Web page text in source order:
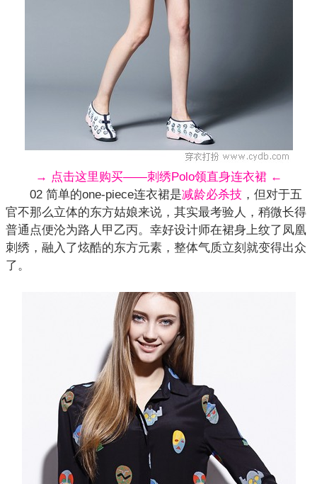
→ 点击这里购买——刺绣Polo领直身连衣裙 ←
02 简单的one-piece连衣裙是减龄必杀技 ，但对于五
官不那么立体的东方姑娘来说，其实最考验人，稍微长得
普通点便沦为路人甲乙丙。幸好设计师在裙身上纹了凤凰
刺绣，融入了炫酷的东方元素，整体气质立刻就变得出众
了。